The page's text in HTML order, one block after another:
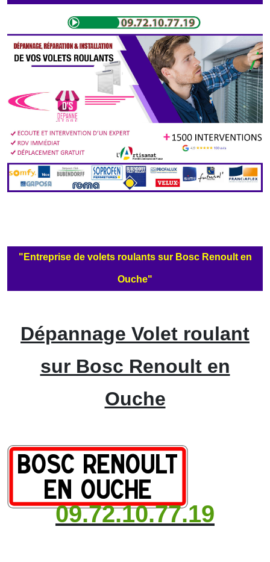
"Entreprise de volets roulants sur Bosc Renoult en
Ouche"
Dépannage Volet roulant
sur Bosc Renoult en
Ouche
09.72.10.77.19